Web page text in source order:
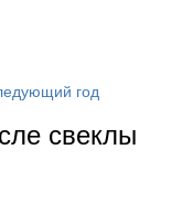
год
свеклы